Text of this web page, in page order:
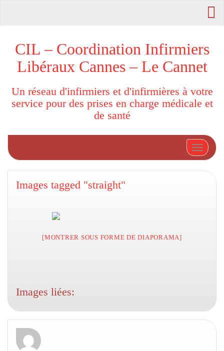
CIL – Coordination Infirmiers
Libéraux Cannes – Le Cannet
Un réseau d'infirmiers et d'infirmières à votre
service pour des prises en charge médicale et
de santé
Images tagged "straight"
[MONTRER SOUS FORME DE DIAPORAMA]
Images liées: